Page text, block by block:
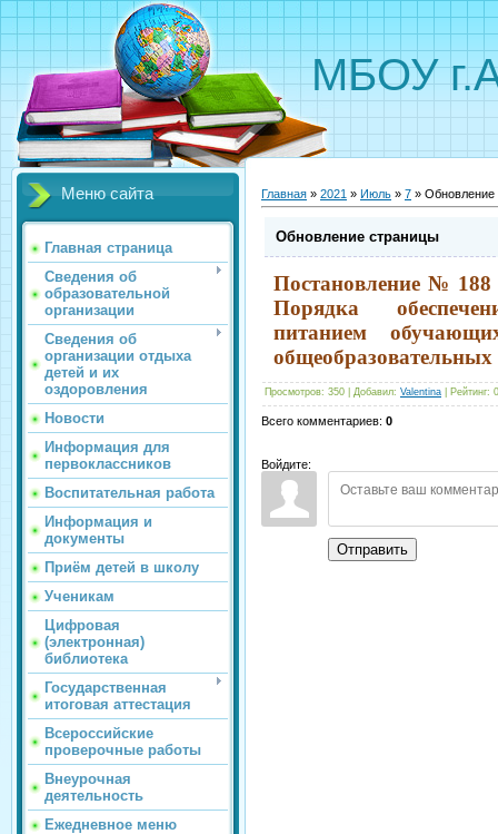
МБОУ
Меню сайта
Главная страница
Сведения об
образовательной
организации
Сведения об
организации отдыха
детей и их
оздоровления
Новости
Информация для
первоклассников
Воспитательная работа
Информация и
документы
Приём детей в школу
Ученикам
Цифровая
(электронная)
библиотека
Государственная
итоговая аттестация
Всероссийские
проверочные работы
Внеурочная
деятельность
Ежедневное меню
Главная » 2021 » Июль » 7 » Обновление
Обновление страницы
Постановление №
Порядка
питанием
Просмотров: 350 Добавил: Valentina Рейтинг:
Всего комментариев: 0
Войдите:
Отправить